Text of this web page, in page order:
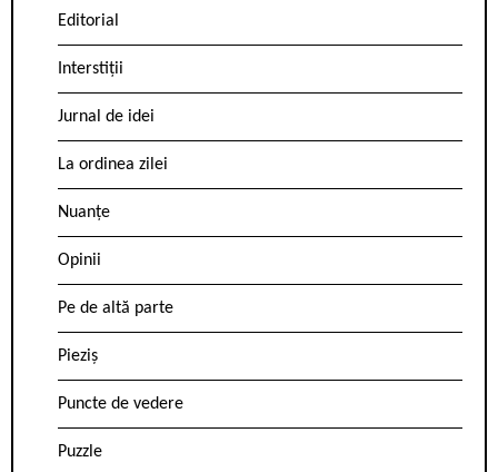
Editorial
Interstiții
Jurnal de idei
La ordinea zilei
Nuanțe
Opinii
Pe de altă parte
Pieziș
Puncte de vedere
Puzzle